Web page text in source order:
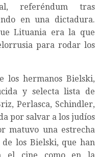
referéndum tras
en una dictadura.
Lituania era la que
para rodar los
los hermanos Bielski,
y selecta lista de
Perlasca, Schindler,
por salvar a los judíos
matuvo una estrecha
los Bielski, que han